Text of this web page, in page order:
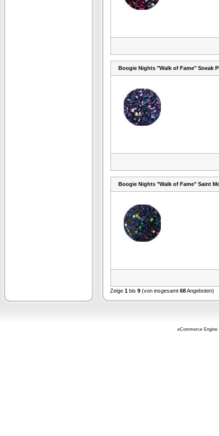
Boogie Nights "Walk of Fame" Sneak
Boogie Nights "Walk of Fame" Saint
Zeige 1 bis 9 (von insgesamt 68Angeboten)
eCommerce